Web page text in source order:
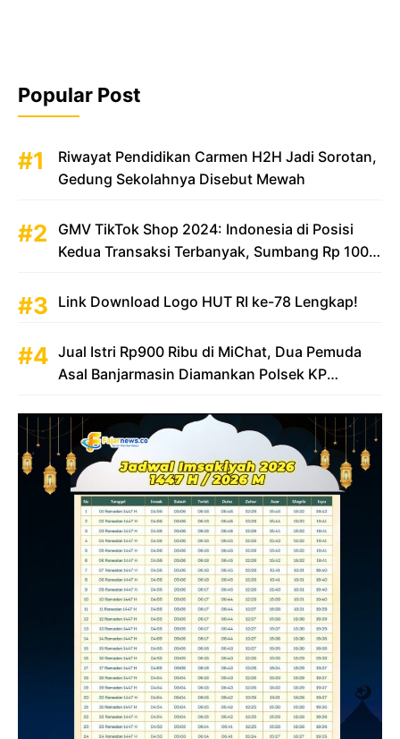
Popular Post
Riwayat Pendidikan Carmen H2H Jadi Sorotan,
Gedung Sekolahnya Disebut Mewah
GMV TikTok Shop 2024: Indonesia di Posisi
Kedua Transaksi Terbanyak, Sumbang Rp 100
Link Download Logo HUT RI ke-78 Lengkap!
Jual Istri Rp900 Ribu di MiChat, Dua Pemuda
Asal Banjarmasin Diamankan Polsek KP